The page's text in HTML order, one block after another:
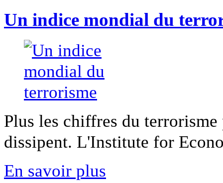
Un indice mondial du
Plus les chiffres du
dissipent. L'Institute for
En savoir plus